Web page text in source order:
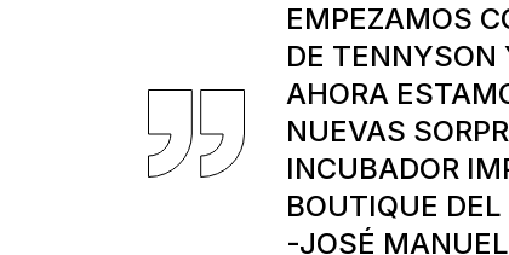
EMPEZAMOS
DE TENNYSON
AHORA
NUEVAS
INCUBADOR
BOUTIQUE DEL
-JOSÉ